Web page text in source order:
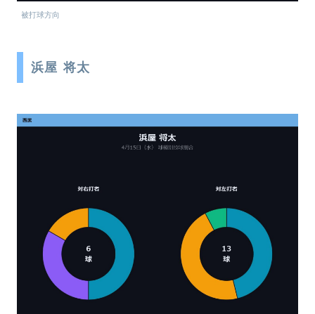
被打球方向
浜屋 将太